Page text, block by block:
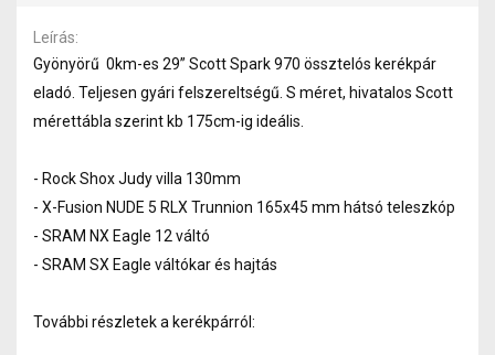
Leírás
Gyönyörű 0km-es 29” Scott Spark 970 össztelós kerékpár
eladó. Teljesen gyári felszereltségű. S méret, hivatalos Scott
mérettábla szerint kb 175cm-ig ideális.
- Rock Shox Judy villa 130mm
- X-Fusion NUDE 5 RLX Trunnion 165x45 mm hátsó teleszkóp
- SRAM NX Eagle 12 váltó
- SRAM SX Eagle váltókar és hajtás
További részletek a kerékpárról: